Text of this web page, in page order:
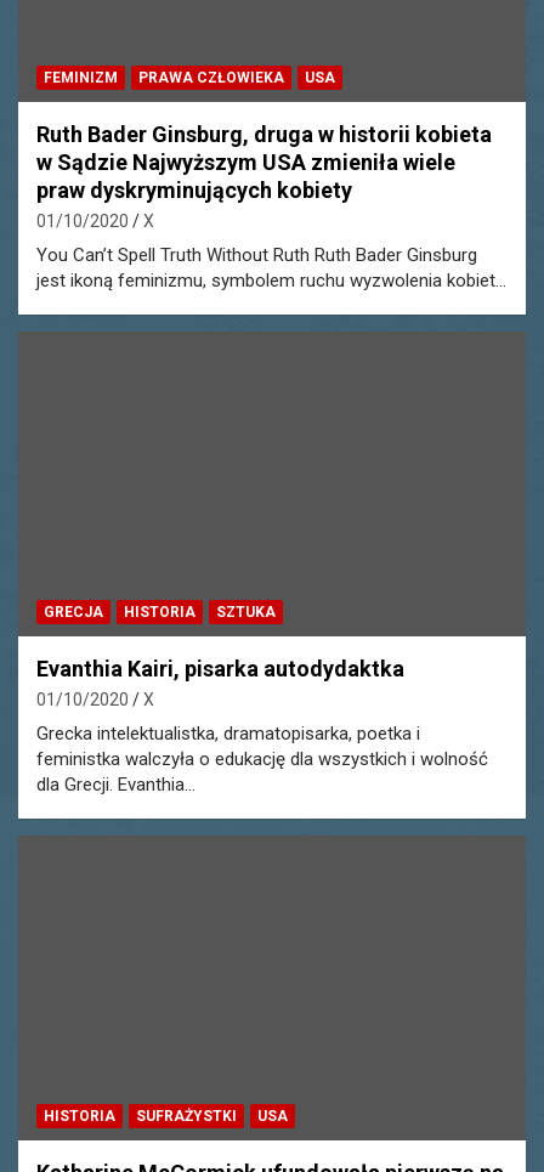
FEMINIZM PRAWA CZŁOWIEKA USA
Ruth Bader Ginsburg, druga w historii kobieta
w Sądzie Najwyższym USA zmieniła wiele
praw dyskryminujących kobiety
01/10/2020 X
You Can’t Spell Truth Without Ruth Ruth Bader Ginsburg
jest ikoną feminizmu, symbolem ruchu wyzwolenia kobiet…
GRECJA HISTORIA SZTUKA
Evanthia Kairi, pisarka autodydaktka
01/10/2020 X
Grecka intelektualistka, dramatopisarka, poetka i
feministka walczyła o edukację dla wszystkich i wolność
dla Grecji. Evanthia…
HISTORIA SUFRAŻYSTKI USA